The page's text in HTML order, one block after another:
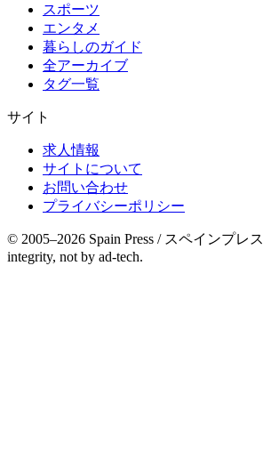
スポーツ
エンタメ
暮らしのガイド
全アーカイブ
タグ一覧
サイト
求人情報
サイトについて
お問い合わせ
プライバシーポリシー
© 2005–2026 Spain Press / スペインプレス
integrity, not by ad-tech.